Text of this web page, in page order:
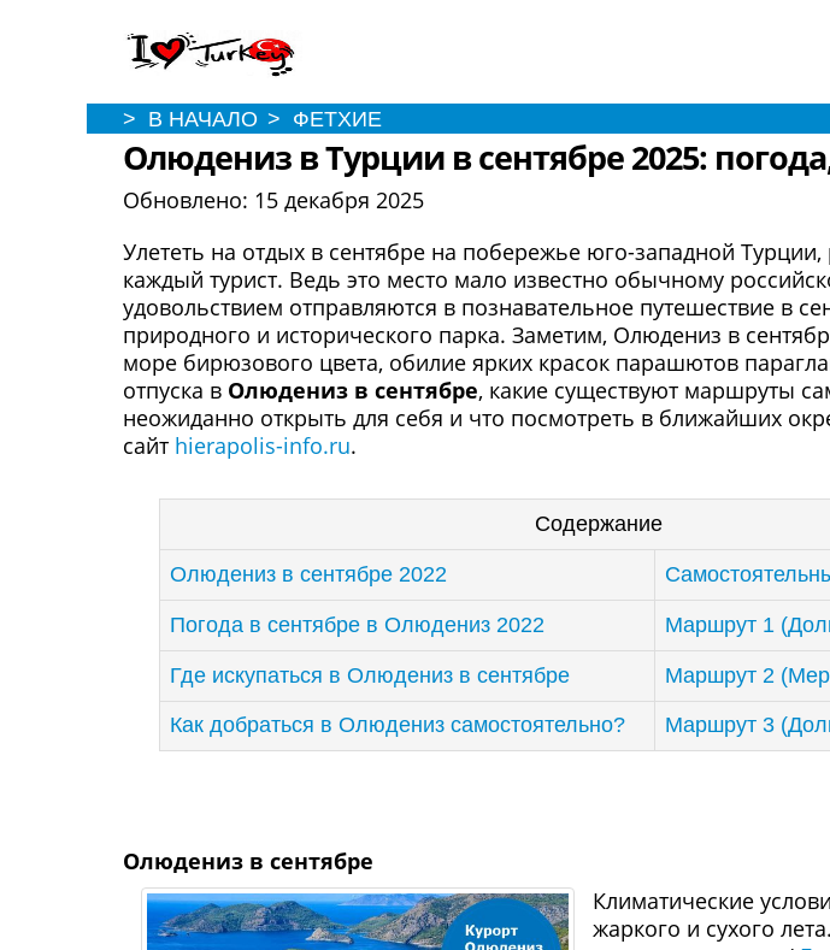
> В НАЧАЛО > ФЕТХИЕ
Олюдениз в Турции в сентябре 2025:
Обновлено: 15 декабря 2025
Улететь на отдых в сентябре на побережье юго-западной
каждый турист. Ведь это место мало известно обычному
удовольствием отправляются в познавательное путешествие в
природного и исторического парка. Заметим, Олюдениз в
море бирюзового цвета, обилие ярких красок парашютов
отпуска в Олюдениз в сентябре, какие существуют маршруты
неожиданно открыть для себя и что посмотреть в ближайших
сайт hierapolis-info.ru.
Содержание
Олюдениз в сентябре 2022
Погода в сентябре в Олюдениз 2022 Маршрут 1
Где искупаться в Олюдениз в сентябре Маршрут 2
Как добраться в Олюдениз самостоятельно? Маршрут 3
Олюдениз в сентябре
Климатические
жаркого и сухого